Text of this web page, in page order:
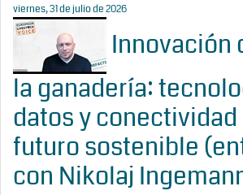
viernes, 31 de julio de 2026
Innovación
la ganadería:
datos y conectividad
futuro sostenible
con Nikolaj